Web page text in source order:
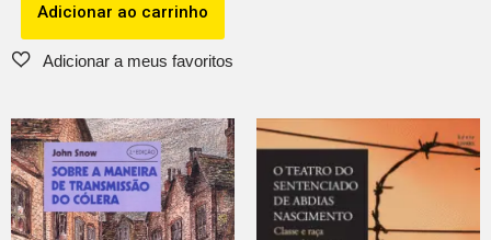
Adicionar ao carrinho